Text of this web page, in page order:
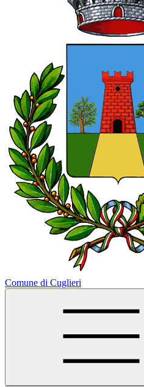
Comune di Cuglieri